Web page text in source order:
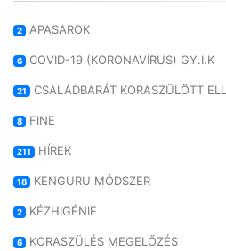
2 APASAROK
6 COVID-19 (KORONAVÍRUS) GY.I.K
21 CSALÁDBARÁT KORASZÜLÖTT
8 FINE
211 HÍREK
18 KENGURU MÓDSZER
2 KÉZHIGÉNIE
6 KORASZÜLÉS MEGELŐZÉS